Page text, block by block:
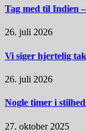
Tag med til Indien
26. juli 2026
Vi siger hjertelig
26. juli 2026
Nogle timer i
27. oktober 2025